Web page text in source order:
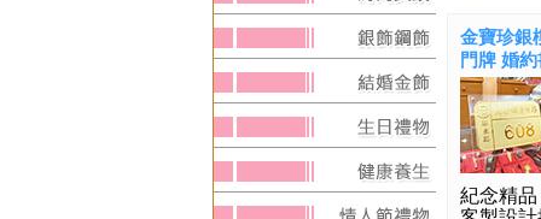
金寶珍銀
門牌 婚
紀念精品